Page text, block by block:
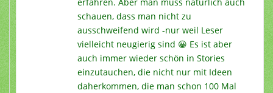
schauen, dass man nicht zu
ausschweifend wird -nur weil Leser
vielleicht neugierig sind 😀 Es ist aber
auch immer wieder schön in Stories
einzutauchen, die nicht nur mit Ideen
daherkommen, die man schon 100 Mal